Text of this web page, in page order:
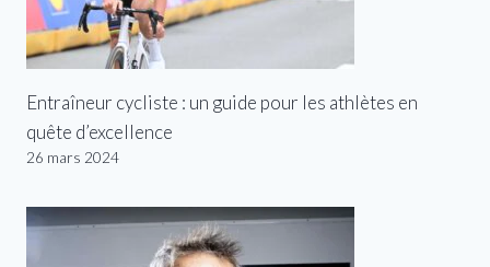
Entraîneur cycliste : un guide pour les athlètes en
quête d’excellence
26 mars 2024